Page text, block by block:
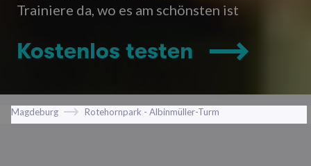
Trainiere da, wo es am schönsten ist
Kostenlos testen
Magdeburg Rotehornpark - Albinmüller-Turm